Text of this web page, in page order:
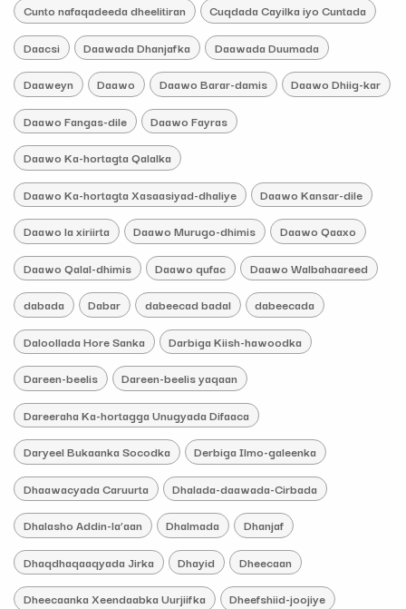
Cunto nafaqadeeda dheelitiran Cuqdada Cayilka iyo Cuntada
Daacsi Daawada Dhanjafka Daawada Duumada
Daaweyn Daawo Daawo Barar-damis Daawo Dhiig-kar
Daawo Fangas-dile Daawo Fayras
Daawo Ka-hortagta Qalalka
Daawo Ka-hortagta Xasaasiyad-dhaliye Daawo Kansar-dile
Daawo la xiriirta Daawo Murugo-dhimis Daawo Qaaxo
Daawo Qalal-dhimis Daawo qufac Daawo Walbahaareed
dabada Dabar dabeecad badal dabeecada
Daloollada Hore Sanka Darbiga Kiish-hawoodka
Dareen-beelis Dareen-beelis yaqaan
Dareeraha Ka-hortagga Unugyada Difaaca
Daryeel Bukaanka Socodka Derbiga Ilmo-galeenka
Dhaawacyada Caruurta Dhalada-daawada-Cirbada
Dhalasho Addin-la’aan Dhalmada Dhanjaf
Dhaqdhaqaaqyada Jirka Dhayid Dheecaan
Dheecaanka Xeendaabka Uurjiifka Dheefshiid-joojiye